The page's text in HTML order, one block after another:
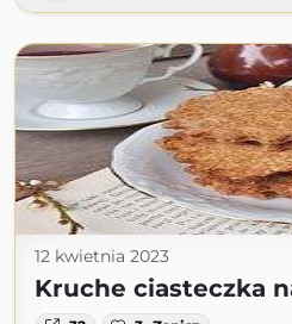
12 kwietnia 2023
Kruche ciasteczka